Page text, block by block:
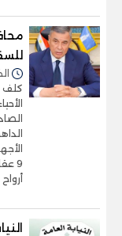
كلف
9